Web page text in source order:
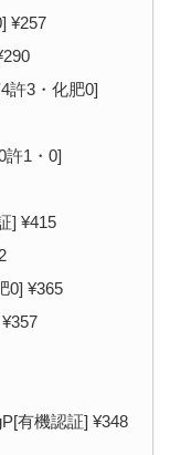
¥257
許3・化肥0]
許1・0]
] ¥415
0] ¥365
有機認証] ¥348